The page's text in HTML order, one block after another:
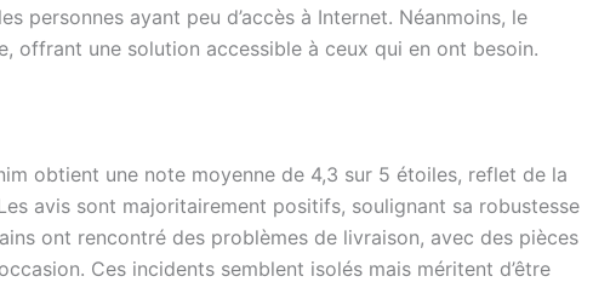
personnes ayant peu d’accès à Internet. Néanmoins, le
offrant une solution accessible à ceux qui en ont besoin.
obtient une note moyenne de 4,3 sur 5 étoiles, reflet de la
avis sont majoritairement positifs, soulignant sa robustesse
ont rencontré des problèmes de livraison, avec des pièces
Ces incidents semblent isolés mais méritent d’être